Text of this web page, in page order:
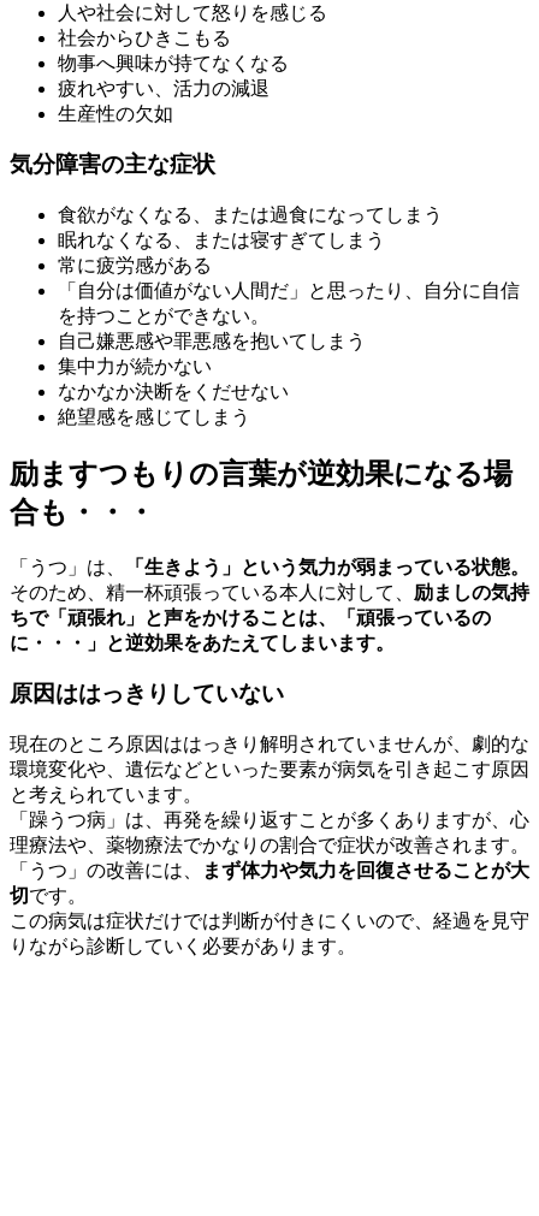
人や社会に対して怒りを感じる
社会からひきこもる
物事へ興味が持てなくなる
疲れやすい、活力の減退
生産性の欠如
気分障害の主な症状
食欲がなくなる、または過食になってしまう
眠れなくなる、または寝すぎてしまう
常に疲労感がある
「自分は価値がない人間だ」と思ったり、自分に自信
を持つことができない。
自己嫌悪感や罪悪感を抱いてしまう
集中力が続かない
なかなか決断をくだせない
絶望感を感じてしまう
励ますつもりの言葉が逆効果になる場
合も・・・
「うつ」は、
「生きよう」という気力が弱まっている状態。
そのため、精一杯頑張っている本人に対して、 励ましの気持
ちで「頑張れ」と声をかけることは、「頑張っているの
に・・・」と逆効果をあたえてしまいます。
原因ははっきりしていない
現在のところ原因ははっきり解明されていませんが、劇的な
環境変化や、遺伝などといった要素が病気を引き起こす原因
と考えられています。
「躁うつ病」は、再発を繰り返すことが多くありますが、心
理療法や、薬物療法でかなりの割合で症状が改善されます。
「うつ」の改善には、
まず体力や気力を回復させることが大
切です。
この病気は症状だけでは判断が付きにくいので、経過を見守
りながら診断していく必要があります。